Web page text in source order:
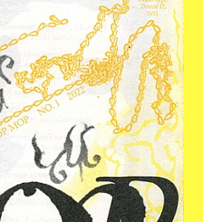
Viens